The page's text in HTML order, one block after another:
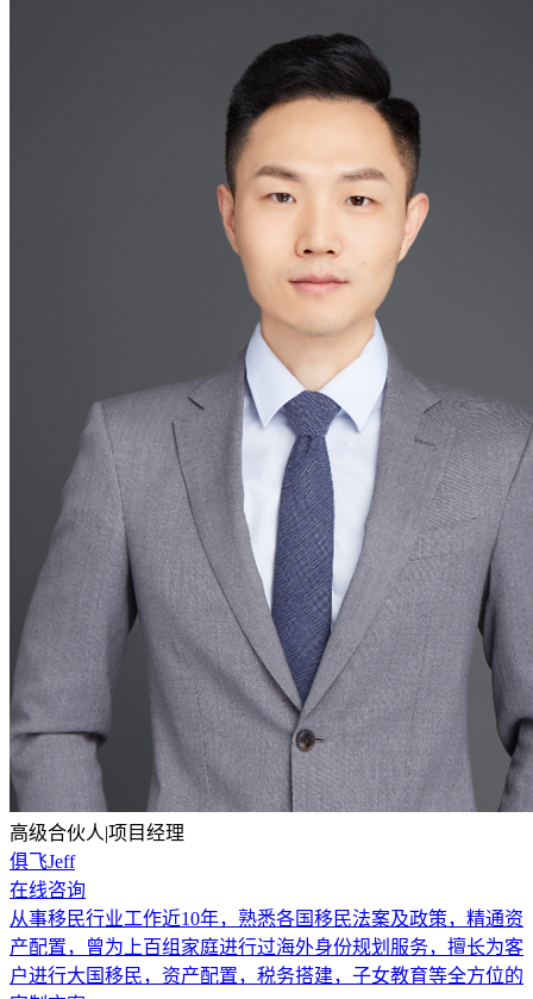
高级合伙人|项目经理
俱飞Jeff
在线咨询
从事移民行业工作近10年，熟悉各国移民法案及政策，精通资
产配置，曾为上百组家庭进行过海外身份规划服务，擅长为客
户进行大国移民，资产配置，税务搭建，子女教育等全方位的